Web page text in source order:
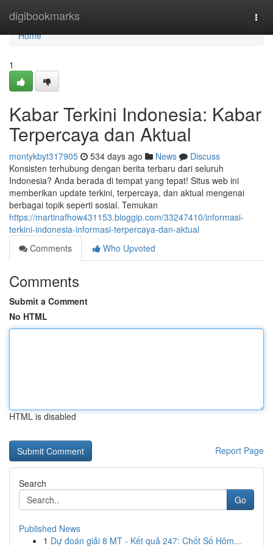
digibookmarks
Home
Home
1
Kabar Terkini Indonesia: Kabar
Terpercaya dan Aktual
montykbyt317905 534 days ago News
Discuss
Konsisten terhubung dengan berita terbaru dari seluruh
Indonesia? Anda berada di tempat yang tepat! Situs web ini
memberikan update terkini, terpercaya, dan aktual mengenai
berbagai topik seperti sosial. Temukan
https://martinafhow431153.bloggip.com/33247410/informasi-
terkini-indonesia-informasi-terpercaya-dan-aktual
Comments
Who Upvoted
Comments
Submit a Comment
No HTML
HTML is disabled
Report Page
Search
Go
Published News
1 Dự đoán giải 8 MT - Kết quả 247: Chốt Số Hôm...